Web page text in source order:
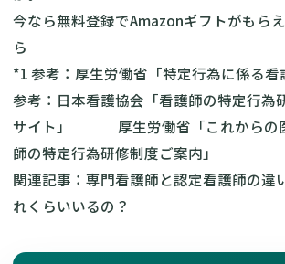
今なら無料登録でAmazonギフトがもらえ
ら
*1 参考： 厚生労働省「特定行為に係る看
参考： 日本看護協会「看護師の特定行為
サイト」
厚生労働省「これからの
師の特定行為研修制度ご案内」
関連記事： 専門看護師と認定看護師の違
れくらいいるの？